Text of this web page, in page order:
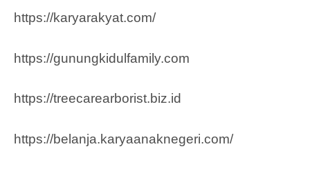
https://karyarakyat.com/
https://gunungkidulfamily.com
https://treecarearborist.biz.id
https://belanja.karyaanaknegeri.com/